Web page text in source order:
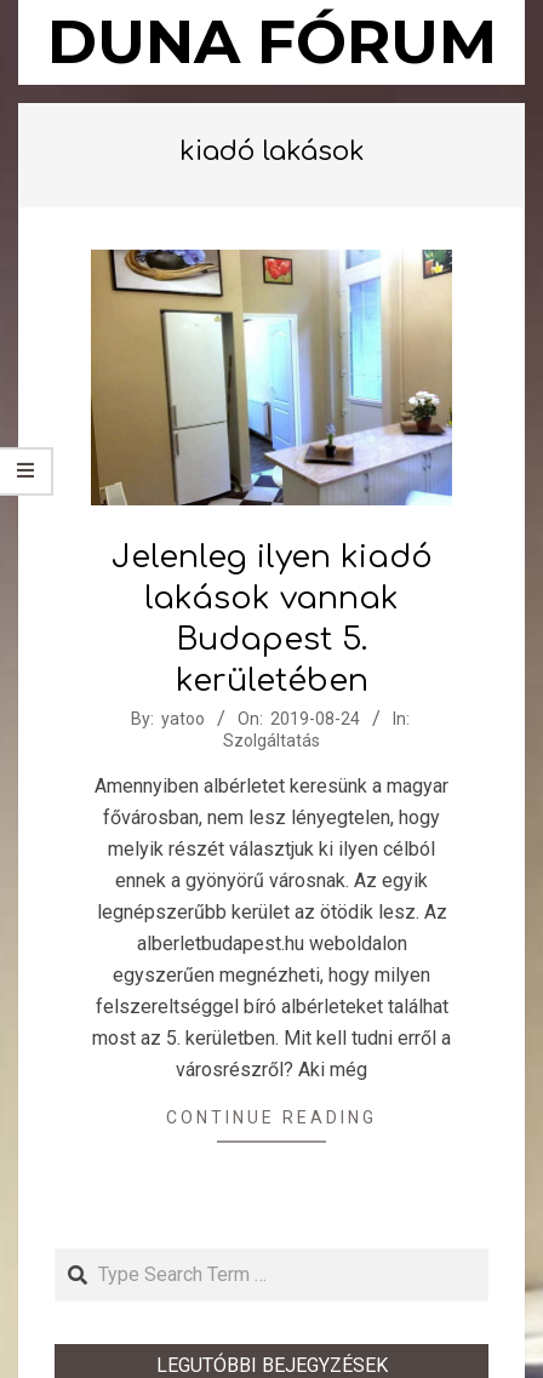
DUNA FÓRUM
Primary
kiadó lakások
Jelenleg ilyen kiadó
lakások vannak
Budapest 5.
kerületében
2019-
24
By: yatoo On: 2019-08-24
In:
Szolgáltatás
Amennyiben albérletet keresünk a magyar
fővárosban, nem lesz lényegtelen, hogy
melyik részét választjuk ki ilyen célból
ennek a gyönyörű városnak. Az egyik
legnépszerűbb kerület az ötödik lesz. Az
alberletbudapest.hu weboldalon
egyszerűen megnézheti, hogy milyen
felszereltséggel bíró albérleteket találhat
most az 5. kerületben. Mit kell tudni erről a
városrészről? Aki még
CONTINUE READING
Search
LEGUTÓBBI BEJEGYZÉSEK